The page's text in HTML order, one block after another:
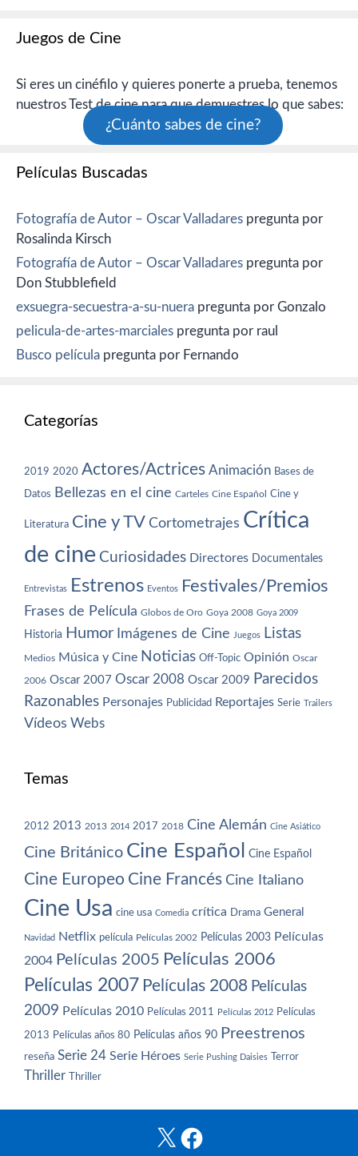
Juegos de Cine
Si eres un cinéfilo y quieres ponerte a prueba, tenemos
nuestros Test de cine para que demuestres lo que sabes:
¿Cuánto sabes de cine?
Películas Buscadas
Fotografía de Autor – Oscar Valladares pregunta por
Rosalinda Kirsch
Fotografía de Autor – Oscar Valladares pregunta por
Don Stubblefield
exsuegra-secuestra-a-su-nuera pregunta por Gonzalo
pelicula-de-artes-marciales pregunta por raul
Busco película pregunta por Fernando
Categorías
2019 2020 Actores/Actrices Animación Bases de
Datos Bellezas en el cine Carteles Cine Español Cine y
Literatura Cine y TV Cortometrajes Crítica
de cine Curiosidades Directores Documentales
Entrevistas Estrenos Eventos Festivales/Premios
Frases de Película Globos de Oro Goya 2008 Goya 2009
Historia Humor Imágenes de Cine Juegos Listas
Medios Música y Cine Noticias Off-Topic Opinión Oscar
2006 Oscar 2007 Oscar 2008 Oscar 2009 Parecidos
Razonables Personajes Publicidad Reportajes Serie Trailers
Vídeos Webs
Temas
2012 2013 2013 2014 2017 2018 Cine Alemán Cine Asiático
Cine Británico Cine Español Cine Español
Cine Europeo Cine Francés Cine Italiano
Cine Usa cine usa Comedia crítica Drama General
Navidad Netflix película Películas 2002 Películas 2003 Películas
2004 Películas 2005 Películas 2006
Películas 2007 Películas 2008 Películas
2009 Películas 2010 Películas 2011 Películas 2012 Películas
2013 Películas años 80 Películas años 90 Preestrenos
reseña Serie 24 Serie Héroes Serie Pushing Daisies Terror
Thriller Thriller
X Facebook